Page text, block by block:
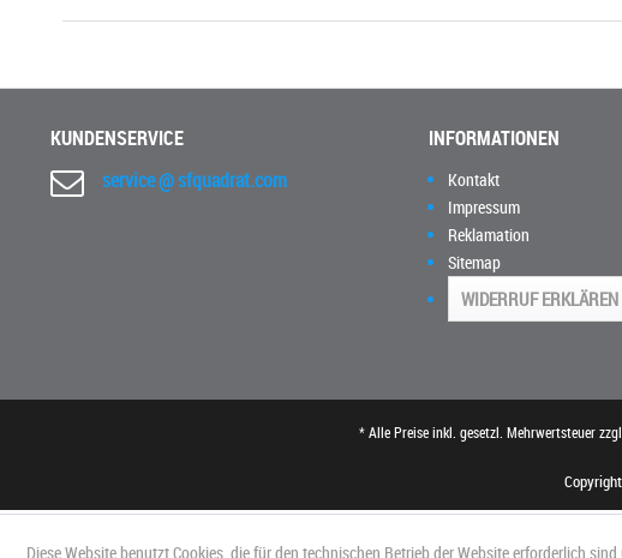
KUNDENSERVICE
service @ sfquadrat.com
INFORMATIONEN
Kontakt
Impressum
Reklamation
Sitemap
WIDERRUF ERKLÄREN
* Alle Preise inkl. gesetzl. Mehrwertsteuer zzgl.
Diese Website benutzt Cookies, die für den technischen Betrieb der Website erforderlich